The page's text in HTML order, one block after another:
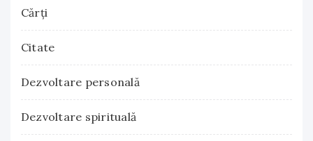
Cărţi
Citate
Dezvoltare personală
Dezvoltare spirituală